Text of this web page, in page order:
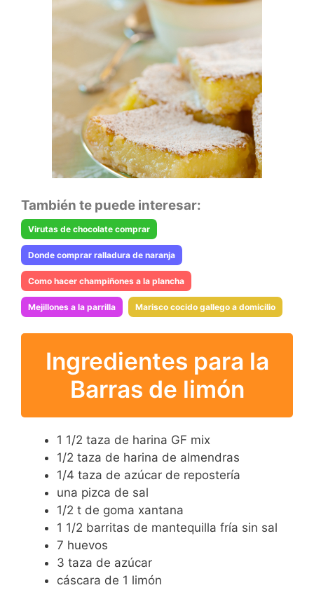
También te puede interesar:
Virutas de chocolate comprar
Donde comprar ralladura de naranja
Como hacer champiñones a la plancha
Mejillones a la parrilla Marisco cocido gallego a domicilio
Ingredientes para la
Barras de limón
1 1/2 taza de harina GF mix
1/2 taza de harina de almendras
1/4 taza de azúcar de repostería
una pizca de sal
1/2 t de goma xantana
1 1/2 barritas de mantequilla fría sin sal
7 huevos
3 taza de azúcar
cáscara de 1 limón